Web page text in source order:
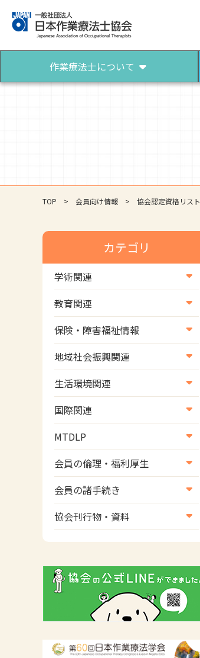
作業療法士について
パンフレット（作業療法）
TOP 会員向け情報 協会認定資格リスト
カテゴリ
学術関連
学術・研究
学会
学術誌
教育関連
養成教育
生涯教育
研修会
協会認定資格試験・審査会情
報
保険・障害福祉情報
医療保険情報
介護保険情報
児童福祉・障害福祉情報
地域社会振興関連
地域社会振興部地域事業支援
課【認知症対策班】
地域社会振興部地域事業支援
課【地域包括ケア推進班】
地域社会振興部地域事業支援
課【運転と地域移動推進班】
スポーツ振興関連
災害対策関連
生活環境関連
生活環境・福祉用具支援
国際関連
国際関連
WFOT等海外関連情報
MTDLP
MTDLP室
会員の倫理・福利厚生
会員向け団体保険のご案内
女性相談窓口
倫理関連情報
会員の諸手続き
会員の諸手続き
協会刊行物・資料
広報活動について